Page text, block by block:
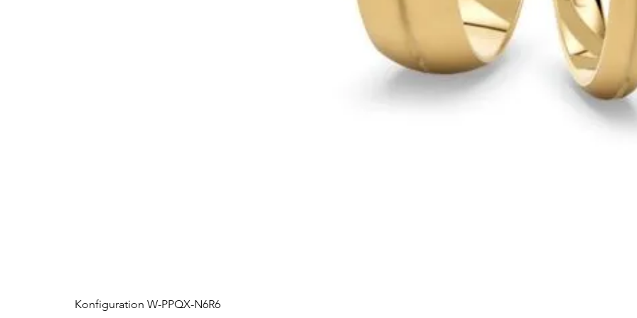
Konfiguration W-PPQX-N6R6